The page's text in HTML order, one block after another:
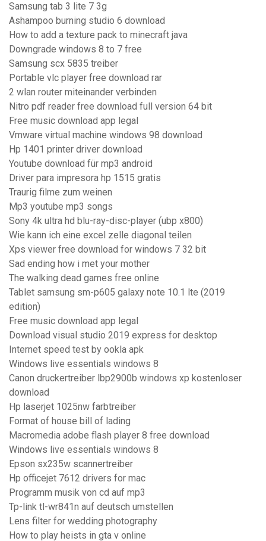
Samsung tab 3 lite 7 3g
Ashampoo burning studio 6 download
How to add a texture pack to minecraft java
Downgrade windows 8 to 7 free
Samsung scx 5835 treiber
Portable vlc player free download rar
2 wlan router miteinander verbinden
Nitro pdf reader free download full version 64 bit
Free music download app legal
Vmware virtual machine windows 98 download
Hp 1401 printer driver download
Youtube download für mp3 android
Driver para impresora hp 1515 gratis
Traurig filme zum weinen
Mp3 youtube mp3 songs
Sony 4k ultra hd blu-ray-disc-player (ubp x800)
Wie kann ich eine excel zelle diagonal teilen
Xps viewer free download for windows 7 32 bit
Sad ending how i met your mother
The walking dead games free online
Tablet samsung sm-p605 galaxy note 10.1 lte (2019
edition)
Free music download app legal
Download visual studio 2019 express for desktop
Internet speed test by ookla apk
Windows live essentials windows 8
Canon druckertreiber lbp2900b windows xp kostenloser
download
Hp laserjet 1025nw farbtreiber
Format of house bill of lading
Macromedia adobe flash player 8 free download
Windows live essentials windows 8
Epson sx235w scannertreiber
Hp officejet 7612 drivers for mac
Programm musik von cd auf mp3
Tp-link tl-wr841n auf deutsch umstellen
Lens filter for wedding photography
How to play heists in gta v online